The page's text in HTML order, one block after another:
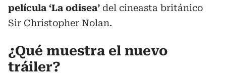
película ‘La odisea’ del cineasta británico
Sir Christopher Nolan.
¿Qué muestra el nuevo
tráiler?